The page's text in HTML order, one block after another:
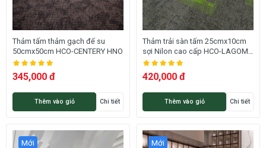
Thảm tấm thảm gạch đế su
50cmx50cm HCO-CENTERY HNO
345,000 đ
Thêm vào giỏ Chi tiết
Thảm trải sàn tấm 25cmx10cm
sợi Nilon cao cấp HCO-LAGOM
12 HNM
420,000 đ
Thêm vào giỏ Chi tiết
Mới Mới